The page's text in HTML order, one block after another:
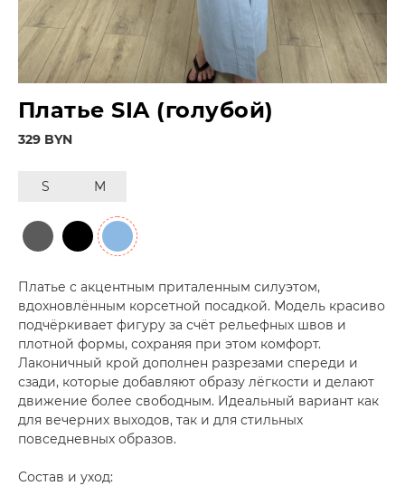
Платье SIA (голубой)
329 BYN
S M
Платье с акцентным приталенным силуэтом,
вдохновлённым корсетной посадкой. Модель красиво
подчёркивает фигуру за счёт рельефных швов и
плотной формы, сохраняя при этом комфорт.
Лаконичный крой дополнен разрезами спереди и
сзади, которые добавляют образу лёгкости и делают
движение более свободным. Идеальный вариант как
для вечерних выходов, так и для стильных
повседневных образов.
Состав и уход: